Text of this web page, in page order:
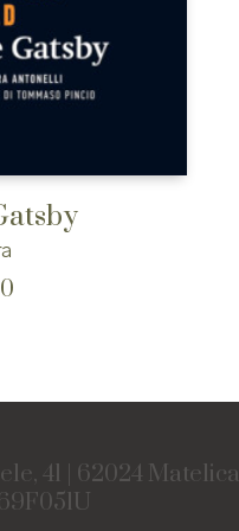
41 | 62024 Matelica